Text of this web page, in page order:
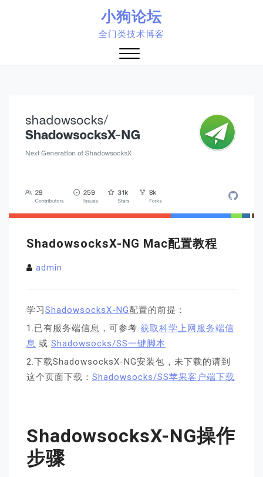
小狗论坛
全门类技术博客
ShadowsocksX-NG Mac配置教程
admin
学习ShadowsocksX-NG配置的前提：
1.已有服务端信息，可参考 获取科学上网服务端信
息 或 Shadowsocks/SS一键脚本
2.下载ShadowsocksX-NG安装包，未下载的请到
这个页面下载： Shadowsocks/SS苹果客户端下载
ShadowsocksX-NG操作
步骤